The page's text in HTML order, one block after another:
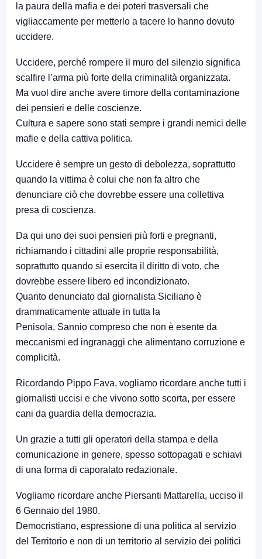
la paura della mafia e dei poteri trasversali che
vigliaccamente per metterlo a tacere lo hanno dovuto
uccidere.
Uccidere, perché rompere il muro del silenzio significa
scalfire l’arma più forte della criminalità organizzata.
Ma vuol dire anche avere timore della contaminazione
dei pensieri e delle coscienze.
Cultura e sapere sono stati sempre i grandi nemici delle
mafie e della cattiva politica.
Uccidere è sempre un gesto di debolezza, soprattutto
quando la vittima è colui che non fa altro che
denunciare ciò che dovrebbe essere una collettiva
presa di coscienza.
Da qui uno dei suoi pensieri più forti e pregnanti,
richiamando i cittadini alle proprie responsabilità,
soprattutto quando si esercita il diritto di voto, che
dovrebbe essere libero ed incondizionato.
Quanto denunciato dal giornalista Siciliano è
drammaticamente attuale in tutta la
Penisola, Sannio compreso che non è esente da
meccanismi ed ingranaggi che alimentano corruzione e
complicità.
Ricordando Pippo Fava, vogliamo ricordare anche tutti i
giornalisti uccisi e che vivono sotto scorta, per essere
cani da guardia della democrazia.
Un grazie a tutti gli operatori della stampa e della
comunicazione in genere, spesso sottopagati e schiavi
di una forma di caporalato redazionale.
Vogliamo ricordare anche Piersanti Mattarella, ucciso il
6 Gennaio del 1980.
Democristiano, espressione di una politica al servizio
del Territorio e non di un territorio al servizio dei politici